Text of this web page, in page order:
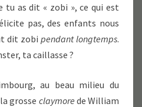
tu as dit « zobi », ce qui est
pas, des enfants nous
dit zobi pendant longtemps.
ta caillasse ?
au beau milieu du
grosse claymore de William